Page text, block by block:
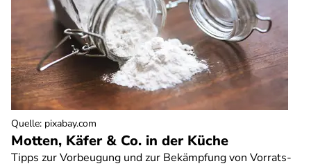
Motten, Käfer & Co. in der Küche
Tipps zur Vorbeugung und zur Bekämpfung von Vorrats-
Quelle: pixabay.com